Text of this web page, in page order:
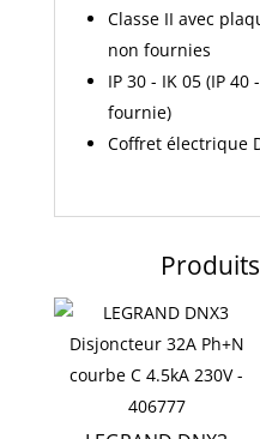
Classe II avec
non fournies
IP 30 - IK 05 (IP
fournie)
Coffret électrique